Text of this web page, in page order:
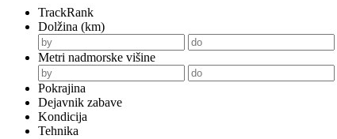
TrackRank
Dolžina (km)
Metri nadmorske višine
Pokrajina
Dejavnik zabave
Kondicija
Tehnika